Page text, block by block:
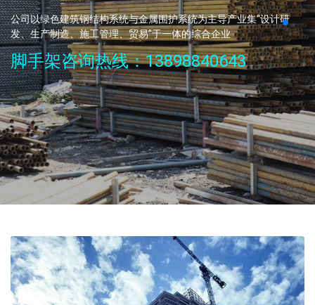
则本着“服务至上，价格适宜” 的发展理念，使用户使用方便。
24小时服务热线：13898840643
公司以绿色建筑钢结构系统与金属围护系统为主导产业集“设计研
发、生产制造、施工管理、贸易”于一体的综合企业
脚手架咨询热线：13898840643
严格按照标准，按时保质的完成
脚手架安装热线：13898840643